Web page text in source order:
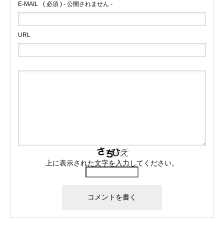
E-MAIL ( 必須 ) - 公開されません -
URL
上に表示された文字を入力してください。